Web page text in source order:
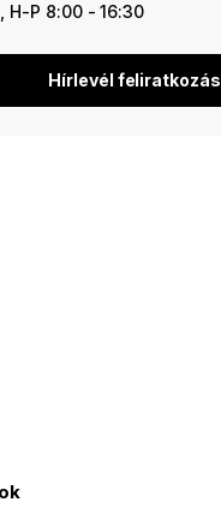
H-P 8:00 - 16:30
Hírlevél feliratkozás